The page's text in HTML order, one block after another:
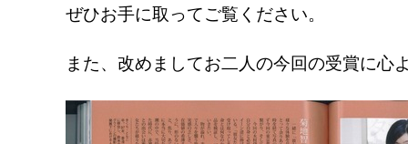
ぜひお手に取ってご覧ください。
また、改めましてお二人の今回の受賞に心